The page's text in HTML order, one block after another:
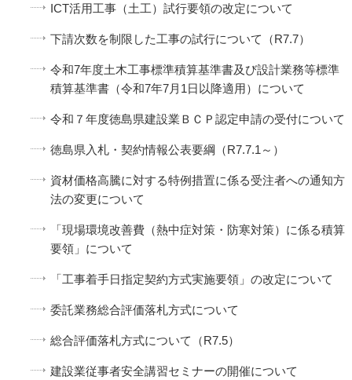
ICT活用工事（土工）試行要領の改定について
下請次数を制限した工事の試行について（R7.7）
令和7年度土木工事標準積算基準書及び設計業務等標準
積算基準書（令和7年7月1日以降適用）について
令和７年度徳島県建設業ＢＣＰ認定申請の受付について
徳島県入札・契約情報公表要綱（R7.7.1～）
資材価格高騰に対する特例措置に係る受注者への通知方
法の変更について
「現場環境改善費（熱中症対策・防寒対策）に係る積算
要領」について
「工事着手日指定契約方式実施要領」の改定について
委託業務総合評価落札方式について
総合評価落札方式について（R7.5）
建設業従事者安全講習セミナーの開催について